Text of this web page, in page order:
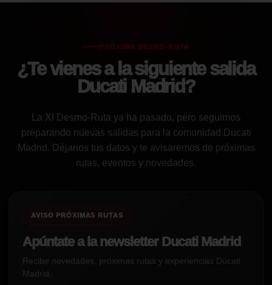
PRÓXIMA DESMO-RUTA
¿Te vienes a la siguiente salida
Ducati Madrid?
La XI Desmo-Ruta ya ha pasado, pero seguimos
preparando nuevas salidas para la comunidad Ducati
Madrid. Déjanos tus datos y te avisaremos de próximas
rutas, eventos y novedades.
AVISO PRÓXIMAS RUTAS
Apúntate a la newsletter Ducati Madrid
Recibe novedades, próximas rutas y experiencias Ducati
Madrid.